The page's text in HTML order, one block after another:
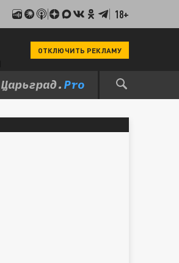
18+
ОТКЛЮЧИТЬ РЕКЛАМУ